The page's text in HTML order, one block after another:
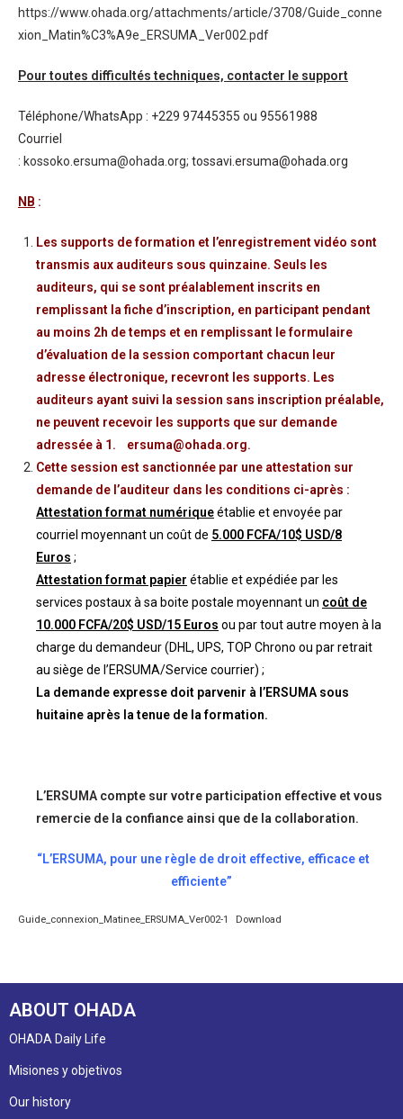
https://www.ohada.org/attachments/article/3708/Guide_conne
xion_Matin%C3%A9e_ERSUMA_Ver002.pdf
Pour toutes difficultés techniques, contacter le support
Téléphone/WhatsApp : +229 97445355 ou 95561988
Courriel
: kossoko.ersuma@ohada.org; tossavi.ersuma@ohada.org
NB :
Les supports de formation et l’enregistrement vidéo sont
transmis aux auditeurs sous quinzaine. Seuls les
auditeurs, qui se sont préalablement inscrits en
remplissant la fiche d’inscription, en participant pendant
au moins 2h de temps et en remplissant le formulaire
d’évaluation de la session comportant chacun leur
adresse électronique, recevront les supports. Les
auditeurs ayant suivi la session sans inscription préalable,
ne peuvent recevoir les supports que sur demande
adressée à 1. ersuma@ohada.org.
Cette session est sanctionnée par une attestation sur
demande de l’auditeur dans les conditions ci-après :
Attestation format numériqueétablie et envoyée par
courriel moyennant un coût de 5.000 FCFA/10$ USD/8
Euros ;
Attestation format papier établie et expédiée par les
services postaux à sa boite postale moyennant un coût de
10.000 FCFA/20$ USD/15 Euros ou par tout autre moyen à la
charge du demandeur (DHL, UPS, TOP Chrono ou par retrait
au siège de l’ERSUMA/Service courrier) ;
La demande expresse doit parvenir à l’ERSUMA sous
huitaine après la tenue de la formation.
L’ERSUMA compte sur votre participation effective et vous
remercie de la confiance ainsi que de la collaboration.
“L’ERSUMA, pour une règle de droit effective, efficace et
efficiente”
Guide_connexion_Matinee_ERSUMA_Ver002-1 Download
ABOUT OHADA
OHADA Daily Life
Misiones y objetivos
Our history